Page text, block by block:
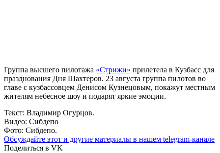
Группа высшего пилотажа «Стрижи» прилетела в Кузбасс для
празднования Дня Шахтеров. 23 августа группа пилотов во
главе с кузбассовцем Денисом Кузнецовым, покажут местным
жителям небесное шоу и подарят яркие эмоции.
Текст: Владимир Огурцов.
Видео: Сибдепо
Фото: Сибдепо.
Обсуждайте этот и другие материалы в нашем telegram-канале
Поделиться в VK